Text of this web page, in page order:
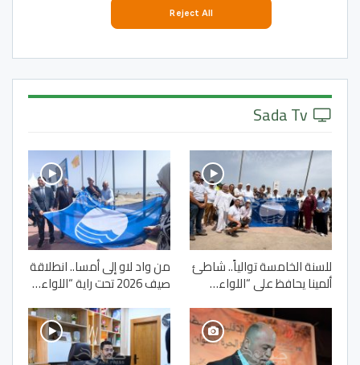
للسنة الخامسة توالياً.. شاطئ
ألمينا يحافظ على “اللواء…
من واد لاو إلى أمسا.. انطلاقة
صيف 2026 تحت راية “اللواء…